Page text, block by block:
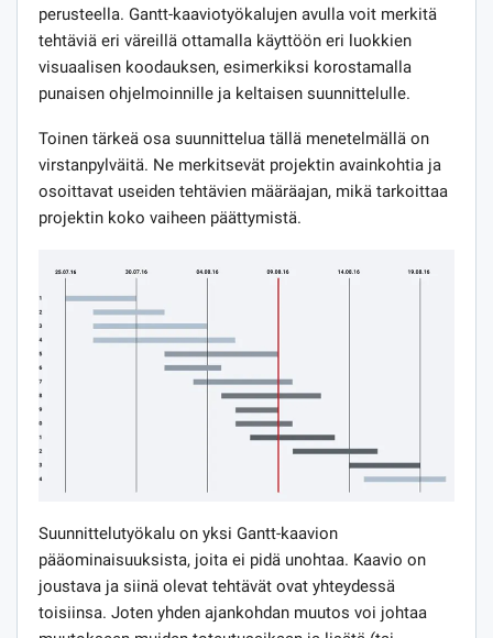
perusteella. Gantt-kaaviotyökalujen avulla voit merkitä
tehtäviä eri väreillä ottamalla käyttöön eri luokkien
visuaalisen koodauksen, esimerkiksi korostamalla
punaisen ohjelmoinnille ja keltaisen suunnittelulle.
Toinen tärkeä osa suunnittelua tällä menetelmällä on
virstanpylväitä. Ne merkitsevät projektin avainkohtia ja
osoittavat useiden tehtävien määräajan, mikä tarkoittaa
projektin koko vaiheen päättymistä.
Suunnittelutyökalu on yksi Gantt-kaavion
pääominaisuuksista, joita ei pidä unohtaa. Kaavio on
joustava ja siinä olevat tehtävät ovat yhteydessä
toisiinsa. Joten yhden ajankohdan muutos voi johtaa